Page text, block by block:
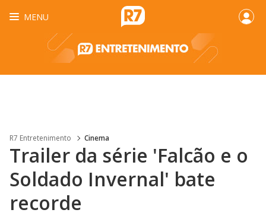
MENU
R7 Entretenimento Cinema
Trailer da série 'Falcão e o
Soldado Invernal' bate
recorde